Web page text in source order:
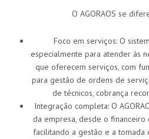
O AGORAOS se
Foco em serviços: O
especialmente para atender às
que oferecem serviços, com
para gestão de ordens de
de técnicos, cobrança
Integração completa: O
da empresa, desde o financeiro
facilitando a gestão e a tomada